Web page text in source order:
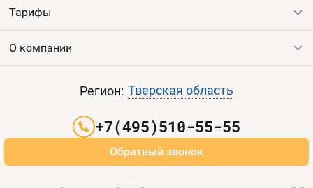
Все номера
Тарифы
Выгодные тарифы
О компании
Оплата и доставка
Регион: Тверская область
+7(495)510-55-55
Обратный звонок